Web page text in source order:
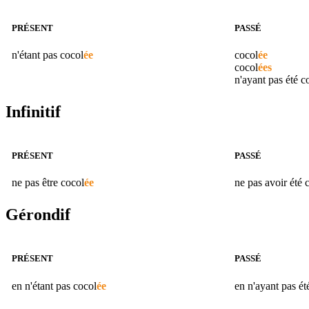
PRÉSENT
n'étant pas cocolée
PASSÉ
cocolée
cocolées
n'ayant pas été
Infinitif
PRÉSENT
ne pas être cocolée
PASSÉ
ne pas avoir été
Gérondif
PRÉSENT
en n'étant pas cocolée
PASSÉ
en n'ayant pas